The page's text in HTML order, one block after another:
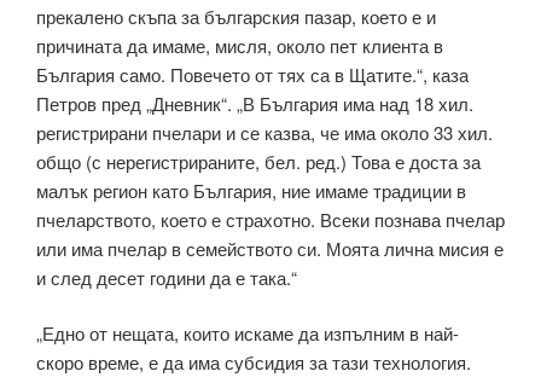
прекалено скъпа за българския пазар, което е и
причината да имаме, мисля, около пет клиента в
България само. Повечето от тях са в Щатите.“, каза
Петров пред „Дневник“. „В България има над 18 хил.
регистрирани пчелари и се казва, че има около 33 хил.
общо (с нерегистрираните, бел. ред.) Това е доста за
малък регион като България, ние имаме традиции в
пчеларството, което е страхотно. Всеки познава пчелар
или има пчелар в семейството си. Моята лична мисия е
и след десет години да е така.“
„Едно от нещата, които искаме да изпълним в най-
скоро време, е да има субсидия за тази технология.